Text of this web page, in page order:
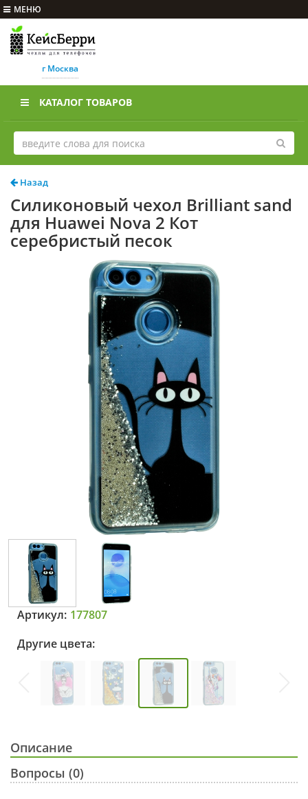
МЕНЮ
г Москва
КАТАЛОГ ТОВАРОВ
Назад
Силиконовый чехол Brilliant sand
для Huawei Nova 2 Кот
серебристый песок
Артикул: 177807
Другие цвета:
Описание
Вопросы (0)